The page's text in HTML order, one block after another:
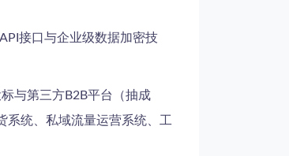
接口与企业级数据加密技
与第三方B2B平台（抽成
统、私域流量运营系统、工